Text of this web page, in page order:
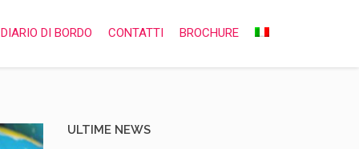
DIARIO DI BORDO CONTATTI BROCHURE
ULTIME NEWS